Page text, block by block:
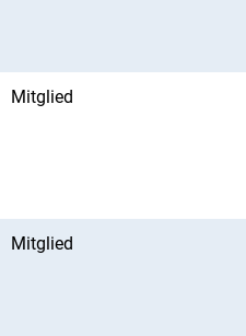
Mitglied
Mitglied